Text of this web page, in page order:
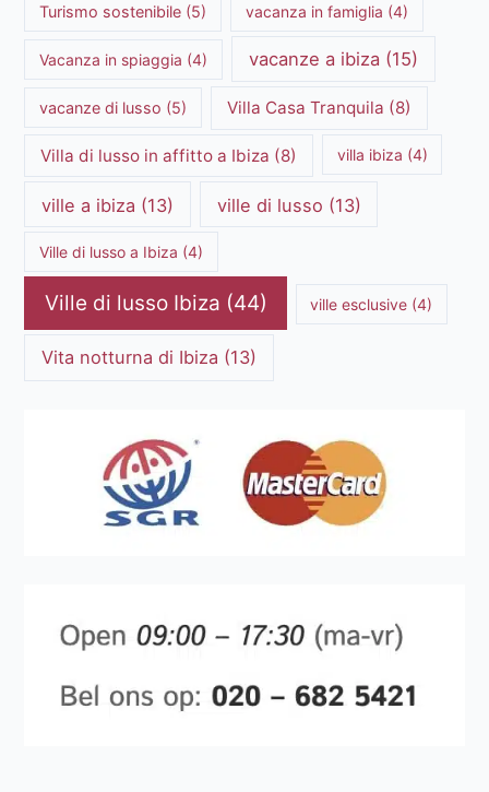
Turismo sostenibile (5) vacanza in famiglia (4)
Vacanza in spiaggia (4) vacanze a ibiza (15)
vacanze di lusso (5) Villa Casa Tranquila (8)
Villa di lusso in affitto a Ibiza (8) villa ibiza (4)
ville a ibiza (13) ville di lusso (13)
Ville di lusso a Ibiza (4)
Ville di lusso Ibiza (44) ville esclusive (4)
Vita notturna di Ibiza (13)